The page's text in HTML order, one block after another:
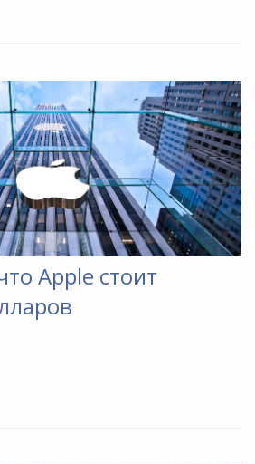
Apple стоит